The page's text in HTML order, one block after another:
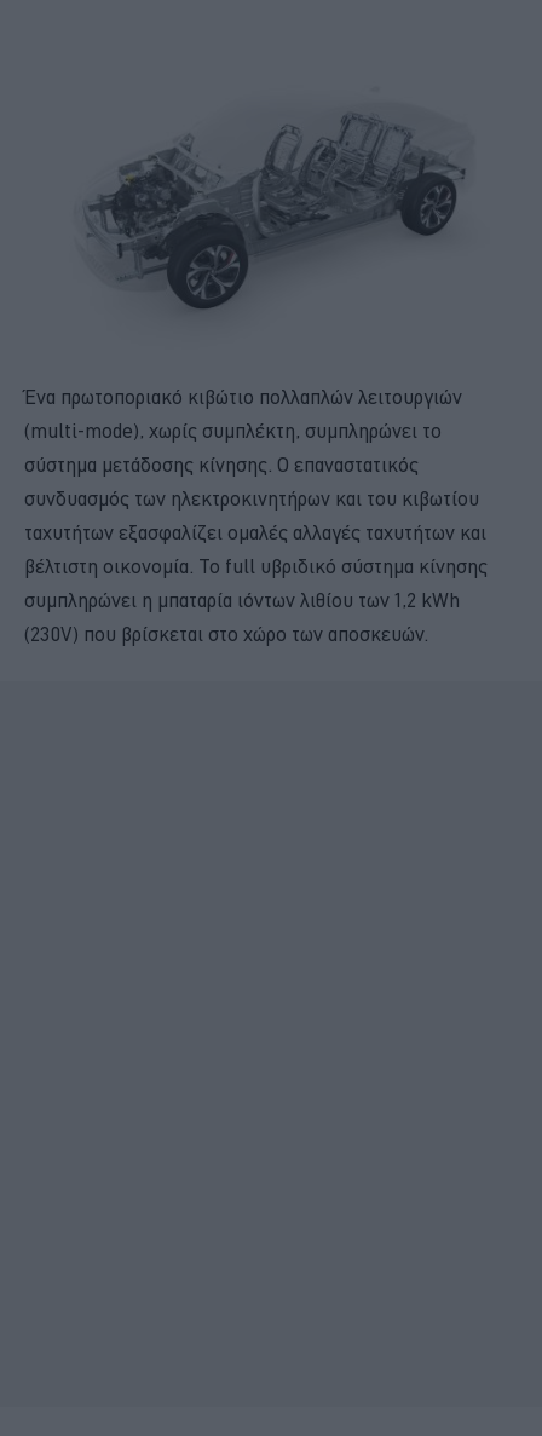
Ένα πρωτοποριακό κιβώτιο πολλαπλών λειτουργιών
(multi-mode), χωρίς συμπλέκτη, συμπληρώνει το
σύστημα μετάδοσης κίνησης. Ο επαναστατικός
συνδυασμός των ηλεκτροκινητήρων και του κιβωτίου
ταχυτήτων εξασφαλίζει ομαλές αλλαγές ταχυτήτων και
βέλτιστη οικονομία. Το full υβριδικό σύστημα κίνησης
συμπληρώνει η μπαταρία ιόντων λιθίου των 1,2 kWh
(230V) που βρίσκεται στο χώρο των αποσκευών.